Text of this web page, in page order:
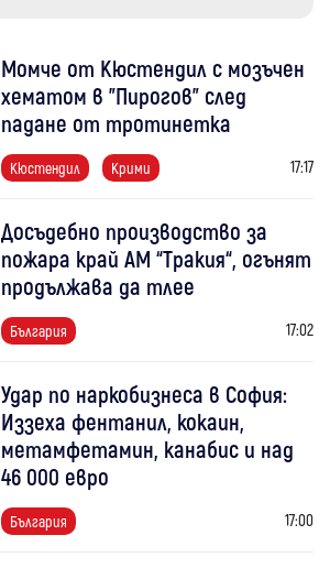
Момче от Кюстендил с мозъчен
хематом в "Пирогов" след
падане от тротинетка
Кюстендил Крими 17:17
Досъдебно производство за
пожара край АМ “Тракия“, огънят
продължава да тлее
България 17:02
Удар по наркобизнеса в София:
Иззеха фентанил, кокаин,
метамфетамин, канабис и над
46 000 евро
България 17:00